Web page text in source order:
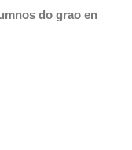
do grao en